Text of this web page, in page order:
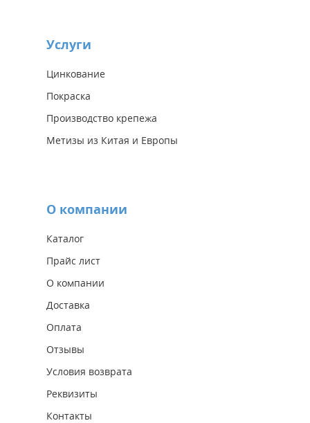
Услуги
Цинкование
Покраска
Производство крепежа
Метизы из Китая и Европы
О компании
Каталог
Прайс лист
О компании
Доставка
Оплата
Отзывы
Условия возврата
Реквизиты
Контакты